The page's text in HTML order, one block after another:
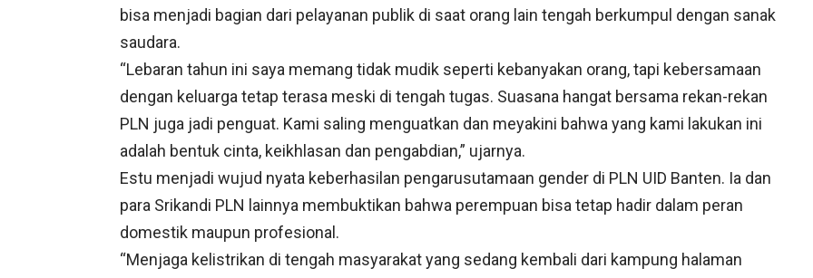
bisa menjadi bagian dari pelayanan publik di saat orang lain tengah berkumpul dengan sanak
saudara.
“Lebaran tahun ini saya memang tidak mudik seperti kebanyakan orang, tapi kebersamaan
dengan keluarga tetap terasa meski di tengah tugas. Suasana hangat bersama rekan-rekan
PLN juga jadi penguat. Kami saling menguatkan dan meyakini bahwa yang kami lakukan ini
adalah bentuk cinta, keikhlasan dan pengabdian,” ujarnya.
Estu menjadi wujud nyata keberhasilan pengarusutamaan gender di PLN UID Banten. Ia dan
para Srikandi PLN lainnya membuktikan bahwa perempuan bisa tetap hadir dalam peran
domestik maupun profesional.
“Menjaga kelistrikan di tengah masyarakat yang sedang kembali dari kampung halaman